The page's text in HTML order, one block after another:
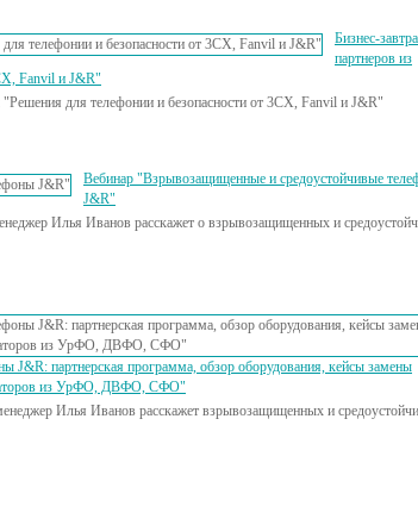
Бизнес-
партнеров из
Fanvil и J&R"
для телефонии и безопасности от 3СХ, Fanvil и J&R"
Вебинар "Взрывозащищенные и средоустойчивые
J&R"
Илья Иванов расскажет о взрывозащищенных и
J&R: партнерская программа, обзор оборудования, кейсы замены
из УрФО, ДВФО, СФО"
Илья Иванов расскажет взрывозащищенных и